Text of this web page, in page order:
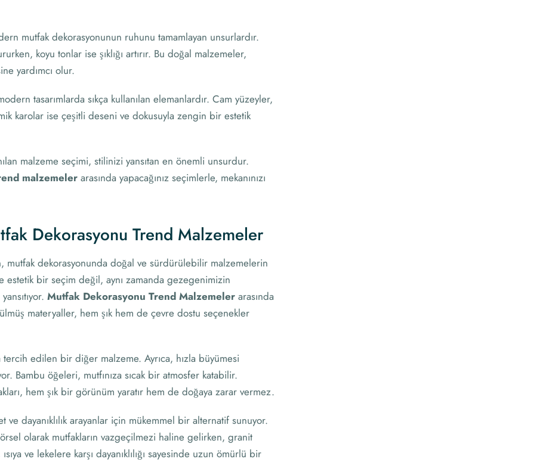
mutfak dekorasyonunun ruhunu tamamlayan unsurlardır.
koyu tonlar ise şıklığı artırır. Bu doğal malzemeler,
yardımcı olur.
tasarımlarda sıkça kullanılan elemanlardır. Cam yüzeyler,
karolar ise çeşitli deseni ve dokusuyla zengin bir estetik
malzeme seçimi, stilinizi yansıtan en önemli unsurdur.
malzemeler arasında yapacağınız seçimlerle, mekanınızı
Dekorasyonu Trend Malzemeler
dekorasyonunda doğal ve sürdürülebilir malzemelerin
estetik bir seçim değil, aynı zamanda gezegenimizin
Mutfak Dekorasyonu Trend Malzemeler arasında
materyaller, hem şık hem de çevre dostu seçenekler
tercih edilen bir diğer malzeme. Ayrıca, hızla büyümesi
Bambu öğeleri, mutfınıza sıcak bir atmosfer katabilir.
hem şık bir görünüm yaratır hem de doğaya zarar vermez.
dayanıklılık arayanlar için mükemmel bir alternatif sunuyor.
olarak mutfakların vazgeçilmezi haline gelirken, granit
ve lekelere karşı dayanıklılığı sayesinde uzun ömürlü bir